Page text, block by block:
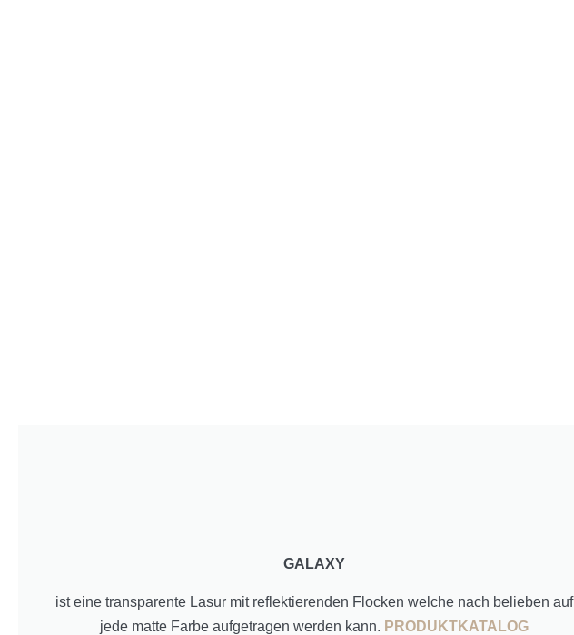
GALAXY
ist eine transparente Lasur mit reflektierenden Flocken welche nach belieben auf
jede matte Farbe aufgetragen werden kann. PRODUKTKATALOG